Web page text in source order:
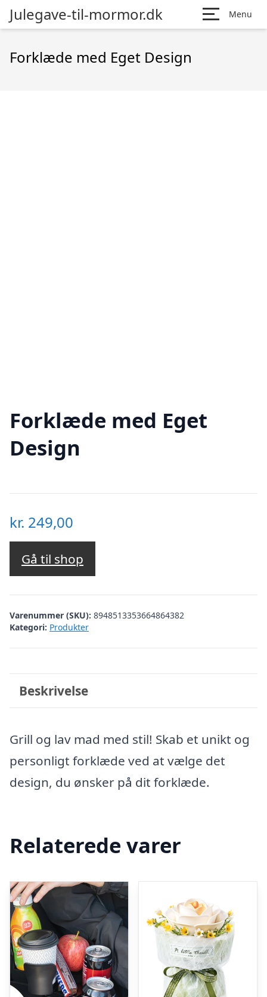
Julegave-til-mormor.dk Menu
Forklæde med Eget Design
Forklæde med Eget
Design
kr. 249,00
Gå til shop
Varenummer (SKU): 8948513353664864382
Kategori: Produkter
Beskrivelse
Grill og lav mad med stil! Skab et unikt og
personligt forklæde ved at vælge det
design, du ønsker på dit forklæde.
Relaterede varer